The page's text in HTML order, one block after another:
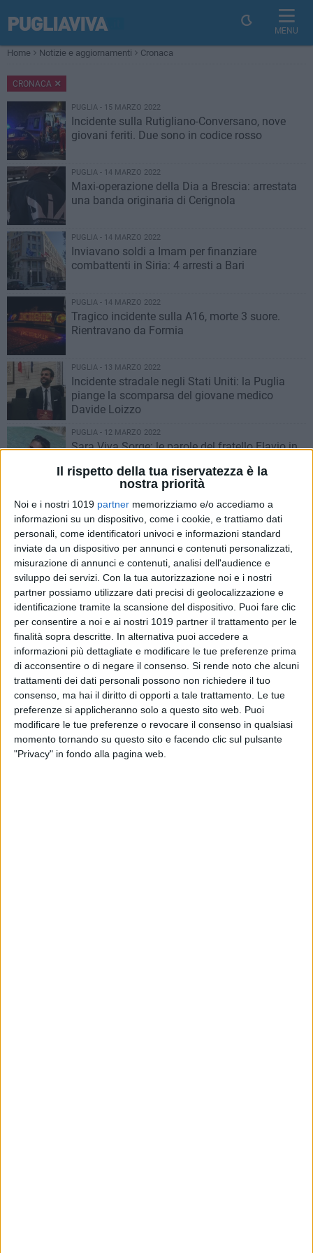
Il rispetto della tua riservatezza è la
nostra priorità
Noi e i nostri 1019 partner memorizziamo e/o accediamo a
informazioni su un dispositivo, come i cookie, e trattiamo dati
personali, come identificatori univoci e informazioni standard
inviate da un dispositivo per annunci e contenuti personalizzati,
misurazione di annunci e contenuti, analisi dell'audience e
sviluppo dei servizi. Con la tua autorizzazione noi e i nostri
partner possiamo utilizzare dati precisi di geolocalizzazione e
identificazione tramite la scansione del dispositivo. Puoi fare clic
per consentire a noi e ai nostri 1019 partner il trattamento per le
finalità sopra descritte. In alternativa puoi accedere a
informazioni più dettagliate e modificare le tue preferenze prima
di acconsentire o di negare il consenso. Si rende noto che alcuni
trattamenti dei dati personali possono non richiedere il tuo
consenso, ma hai il diritto di opporti a tale trattamento. Le tue
preferenze si applicheranno solo a questo sito web. Puoi
modificare le tue preferenze o revocare il consenso in qualsiasi
momento tornando su questo sito e facendo clic sul pulsante
"Privacy" in fondo alla pagina web.
MENU
Home Notizie e aggiornamenti Cronaca
CRONACA
PUGLIA - 15 MARZO 2022
Incidente sulla Rutigliano-Conversano, nove
giovani feriti. Due sono in codice rosso
PUGLIA - 14 MARZO 2022
Maxi-operazione della Dia a Brescia: arrestata
una banda originaria di Cerignola
PUGLIA - 14 MARZO 2022
Inviavano soldi a Imam per finanziare
combattenti in Siria: 4 arresti a Bari
PUGLIA - 14 MARZO 2022
Tragico incidente sulla A16, morte 3 suore.
Rientravano da Formia
PUGLIA - 13 MARZO 2022
Incidente stradale negli Stati Uniti: la Puglia
piange la scomparsa del giovane medico
Davide Loizzo
PUGLIA - 12 MARZO 2022
Sara Viva Sorge: le parole del fratello Flavio in
Incidente mortale per impatto con cinghiali,
muore imprenditore
PUGLIA - 9 MARZO 2022
Giro di prostituzione maschile sull'asse Torino-
Lecce: 8 misure cautelari
PUGLIA - 6 MARZO 2022
Grave incidente nella notte a Mottola: tre morti
e due feriti
PUGLIA - 6 MARZO 2022
Abbondanti nevicate in provincia di Foggia:
disagi alla circolazione
PUGLIA - 6 MARZO 2022